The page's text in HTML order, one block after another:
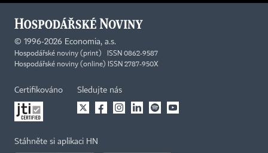
© 1996-2026 Economia, a.s.
Hospodářské noviny (print) ISSN 0862-9587
Hospodářské noviny (online) ISSN 2787-950X
Certifikováno Sledujte nás
Stáhněte si aplikaci HN